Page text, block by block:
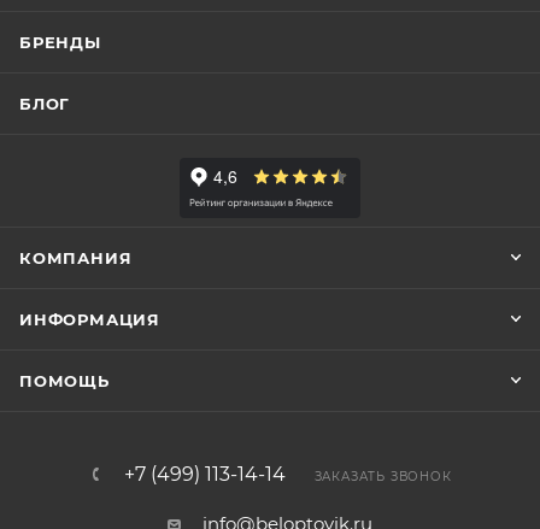
БРЕНДЫ
БЛОГ
КОМПАНИЯ
ИНФОРМАЦИЯ
ПОМОЩЬ
+7 (499) 113-14-14 ЗАКАЗАТЬ ЗВОНОК
info@beloptovik.ru